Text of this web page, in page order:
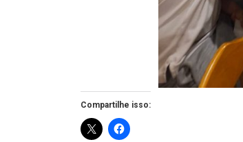
Compartilhe isso: